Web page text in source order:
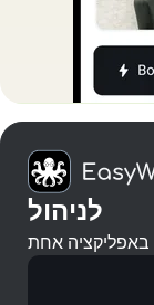
לניהול